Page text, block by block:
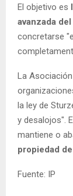
El objetivo es
avanzada
concretarse
La
la ley de
y desalojos".
mantiene o
propiedad
Fuente: IP